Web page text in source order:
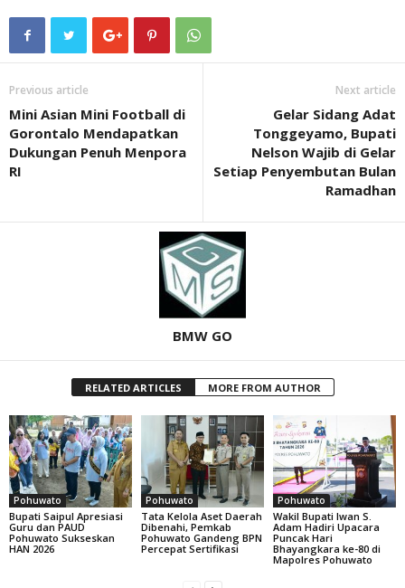
Previous article
Mini Asian Mini Football di
Gorontalo Mendapatkan
Dukungan Penuh Menpora
RI
Next article
Gelar Sidang Adat
Tonggeyamo, Bupati
Nelson Wajib di Gelar
Setiap Penyembutan Bulan
Ramadhan
BMW GO
RELATED ARTICLES MORE FROM AUTHOR
Pohuwato
Bupati Saipul Apresiasi
Guru dan PAUD
Pohuwato Sukseskan
HAN 2026
Pohuwato
Tata Kelola Aset Daerah
Dibenahi, Pemkab
Pohuwato Gandeng BPN
Percepat Sertifikasi
Pohuwato
Wakil Bupati Iwan S.
Adam Hadiri Upacara
Puncak Hari
Bhayangkara ke-80 di
Mapolres Pohuwato